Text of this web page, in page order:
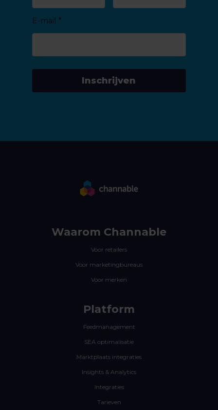
E-mail *
Inschrijven
Waarom Channable
Voor retailers
Voor marketingbureaus
Voor merken
Platform
Feedmanagement
SEA optimalisatie
Marktplaats integraties
Insights & Analytics
Integraties
Tarieven